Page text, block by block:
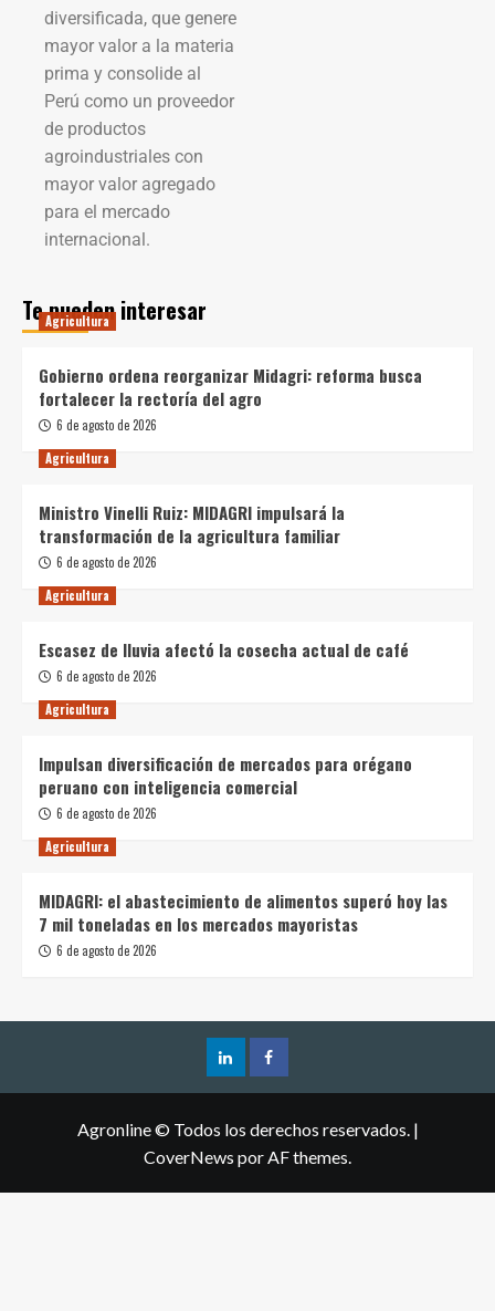
diversificada, que genere
mayor valor a la materia
prima y consolide al
Perú como un proveedor
de productos
agroindustriales con
mayor valor agregado
para el mercado
internacional.
Te pueden interesar
Agricultura
Gobierno ordena reorganizar Midagri: reforma busca
fortalecer la rectoría del agro
6 de agosto de 2026
Agricultura
Ministro Vinelli Ruiz: MIDAGRI impulsará la
transformación de la agricultura familiar
6 de agosto de 2026
Agricultura
Escasez de lluvia afectó la cosecha actual de café
6 de agosto de 2026
Agricultura
Impulsan diversificación de mercados para orégano
peruano con inteligencia comercial
6 de agosto de 2026
Agricultura
MIDAGRI: el abastecimiento de alimentos superó hoy las
7 mil toneladas en los mercados mayoristas
6 de agosto de 2026
Agronline © Todos los derechos reservados. |
CoverNews por AF themes.